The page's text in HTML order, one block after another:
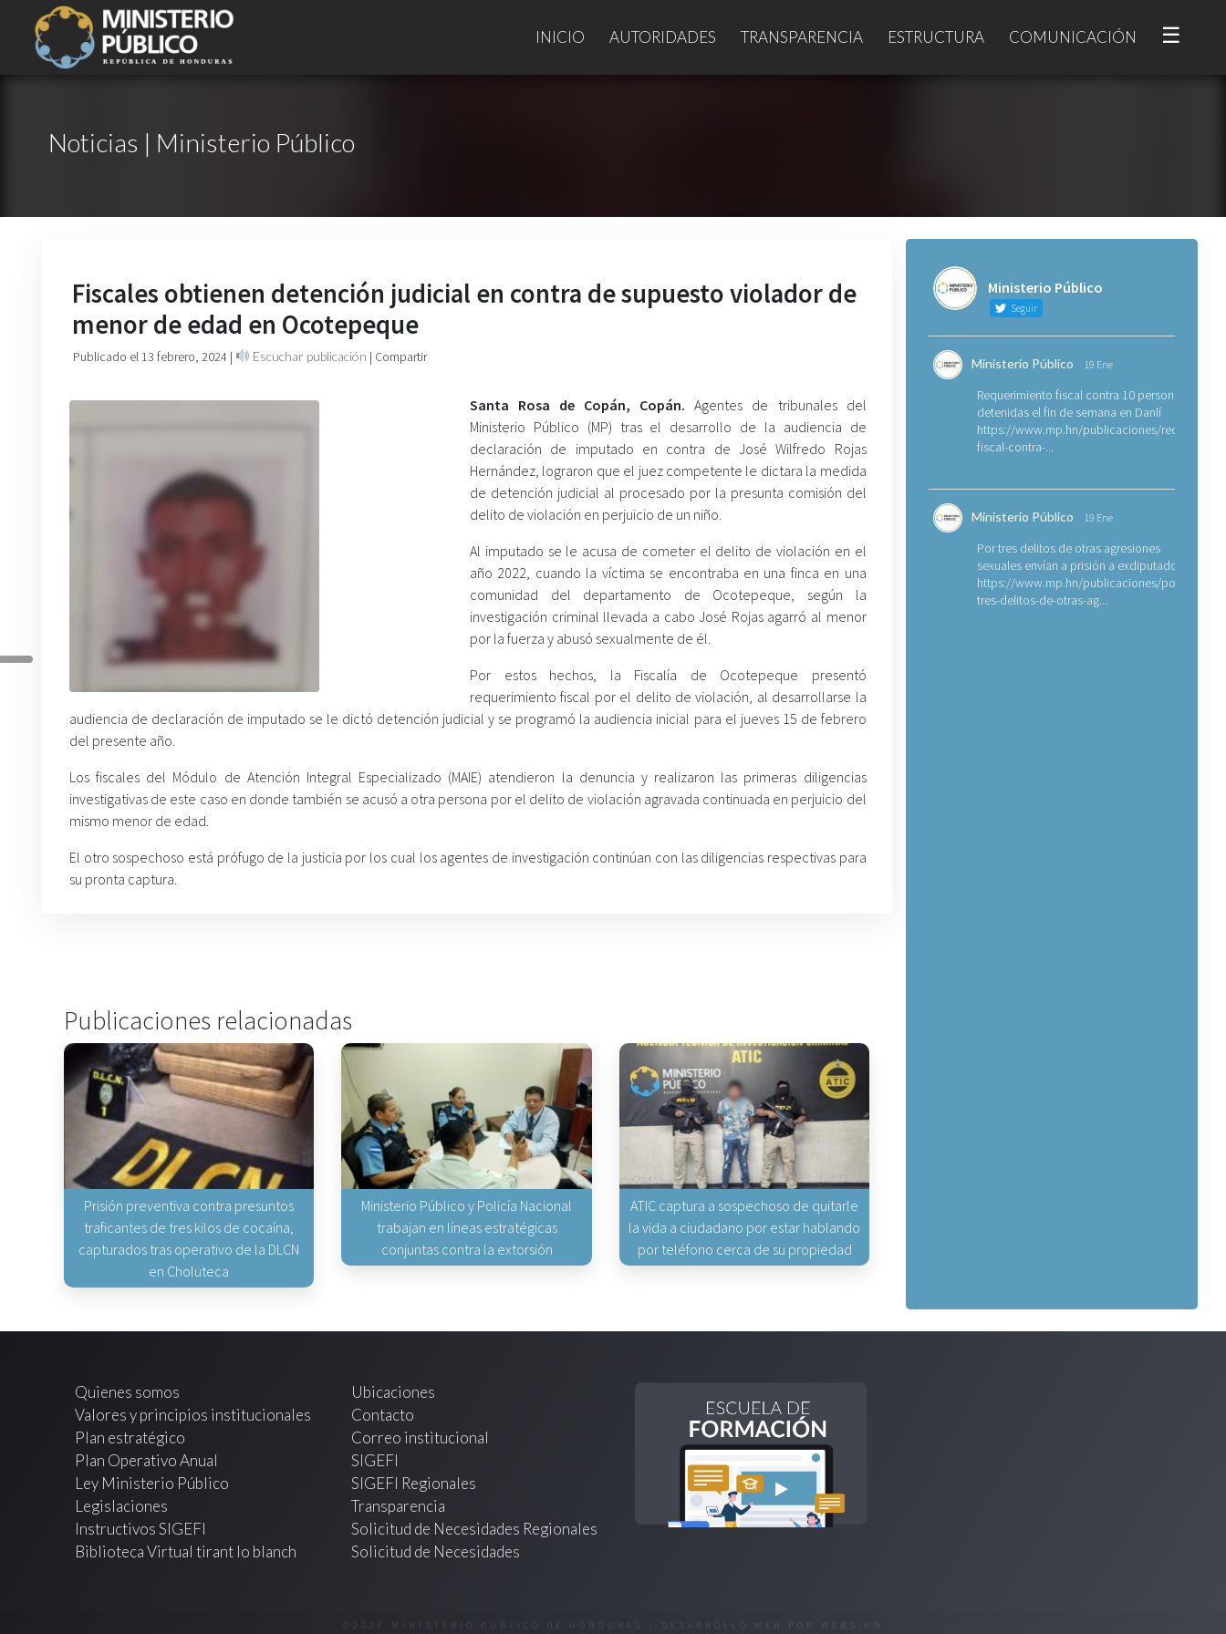
INICIO AUTORIDADES TRANSPARENCIA ESTRUCTURA COMUNICACIÓN ☰
Noticias | Ministerio Público
Fiscales obtienen detención judicial en contra de supuesto violador de
menor de edad en Ocotepeque
Publicado el 13 febrero, 2024 | Escuchar publicación | Compartir
Santa Rosa de Copán, Copán. Agentes de tribunales del
Ministerio Público (MP) tras el desarrollo de la audiencia de
declaración de imputado en contra de José Wilfredo Rojas
Hernández, lograron que el juez competente le dictara la medida
de detención judicial al procesado por la presunta comisión del
delito de violación en perjuicio de un niño.
Al imputado se le acusa de cometer el delito de violación en el
año 2022, cuando la víctima se encontraba en una finca en una
comunidad del departamento de Ocotepeque, según la
investigación criminal llevada a cabo José Rojas agarró al menor
por la fuerza y abusó sexualmente de él.
Por estos hechos, la Fiscalía de Ocotepeque presentó
requerimiento fiscal por el delito de violación, al desarrollarse la
audiencia de declaración de imputado se le dictó detención judicial y se programó la audiencia inicial para el jueves 15 de febrero
del presente año.
Los fiscales del Módulo de Atención Integral Especializado (MAIE) atendieron la denuncia y realizaron las primeras diligencias
investigativas de este caso en donde también se acusó a otra persona por el delito de violación agravada continuada en perjuicio del
mismo menor de edad.
El otro sospechoso está prófugo de la justicia por los cual los agentes de investigación continúan con las diligencias respectivas para
su pronta captura.
Publicaciones relacionadas
Prisión preventiva contra presuntos
traficantes de tres kilos de cocaína,
capturados tras operativo de la DLCN
en Choluteca
Ministerio Público y Policía Nacional
trabajan en líneas estratégicas
conjuntas contra la extorsión
ATIC captura a sospechoso de quitarle
la vida a ciudadano por estar hablando
por teléfono cerca de su propiedad
Ministerio Público
Seguir
Ministerio Público 19 Ene
Requerimiento fiscal contra 10 personas
detenidas el fin de semana en Danlí
https://www.mp.hn/publicaciones/
fiscal-contra-...
Ministerio Público 19 Ene
Por tres delitos de otras agresiones
sexuales envían a prisión a exdiputado
https://www.mp.hn/publicaciones/por-
tres-delitos-de-otras-ag...
Quienes somos
Valores y principios institucionales
Plan estratégico
Plan Operativo Anual
Ley Ministerio Público
Legislaciones
Instructivos SIGEFI
Biblioteca Virtual tirant lo blanch
Ubicaciones
Contacto
Correo institucional
SIGEFI
SIGEFI Regionales
Transparencia
Solicitud de Necesidades Regionales
Solicitud de Necesidades
©2026 MINISTERIO PÚBLICO DE HONDURAS | DESARROLLO WEB POR WEBS.HN